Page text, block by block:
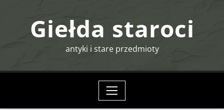
Giełda staroci
antyki i stare przedmioty